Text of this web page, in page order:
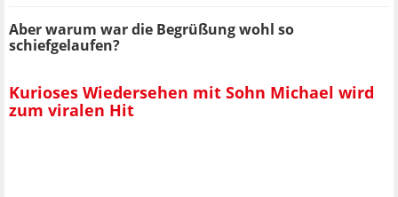
Aber warum war die Begrüßung wohl so
schiefgelaufen?
Kurioses Wiedersehen mit Sohn Michael wird
zum viralen Hit